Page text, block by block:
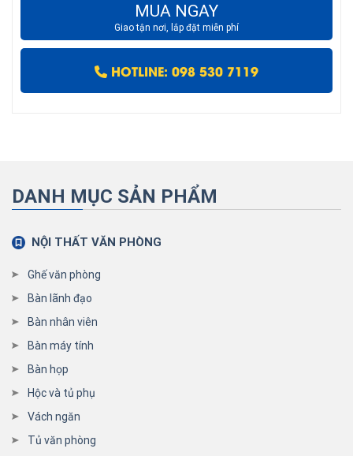
MUA NGAY
Giao tận nơi, lắp đặt miễn phí
HOTLINE: 098 530 7119
DANH MỤC SẢN PHẨM
NỘI THẤT VĂN PHÒNG
Ghế văn phòng
Bàn lãnh đạo
Bàn nhân viên
Bàn máy tính
Bàn họp
Hộc và tủ phụ
Vách ngăn
Tủ văn phòng